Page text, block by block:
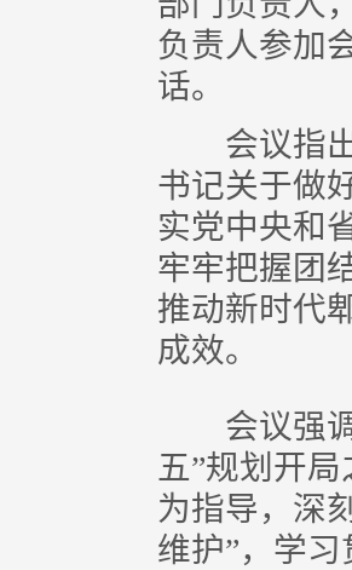
负责人参加
话。
会议指出
书记关于做
实党中央和
牢牢把握团
推动新时代
成效。
会议强调
五”规划开
为指导，深
维护”，学